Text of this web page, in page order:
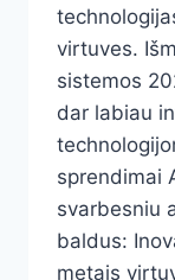
virtuves.
sistemos
dar labiau
sprendimai
svarbesniu
baldus:
metais